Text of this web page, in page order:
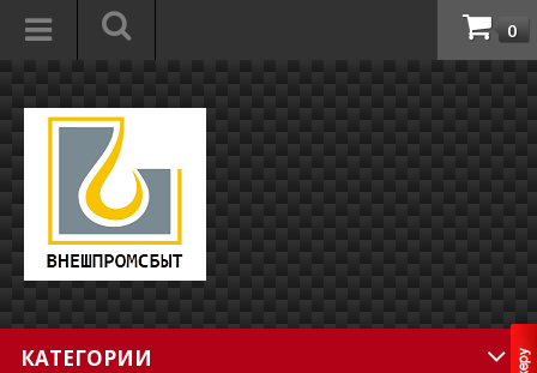
0
КАТЕГОРИИ